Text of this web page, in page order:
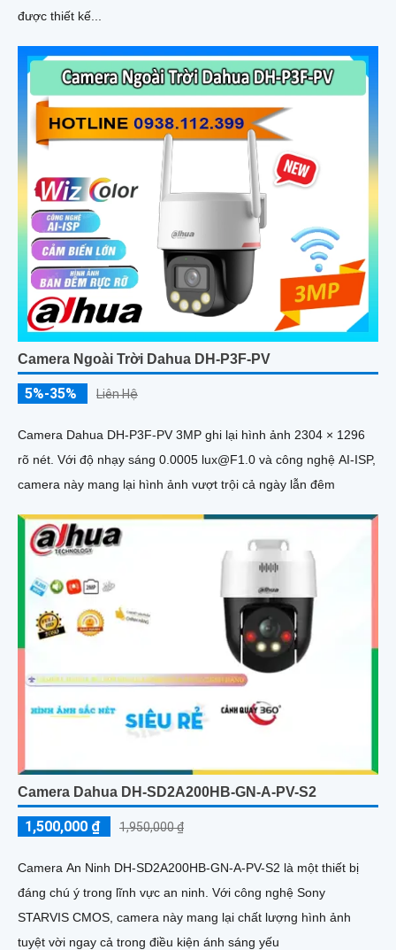
được thiết kế...
Camera Ngoài Trời Dahua DH-P3F-PV
5%-35% Liên Hệ
Camera Dahua DH-P3F-PV 3MP ghi lại hình ảnh 2304 × 1296
rõ nét. Với độ nhạy sáng 0.0005 lux@F1.0 và công nghệ AI-ISP,
camera này mang lại hình ảnh vượt trội cả ngày lẫn đêm
Camera Dahua DH-SD2A200HB-GN-A-PV-S2
1,500,000 ₫ 1,950,000 ₫
Camera An Ninh DH-SD2A200HB-GN-A-PV-S2 là một thiết bị
đáng chú ý trong lĩnh vực an ninh. Với công nghệ Sony
STARVIS CMOS, camera này mang lại chất lượng hình ảnh
tuyệt vời ngay cả trong điều kiện ánh sáng yếu